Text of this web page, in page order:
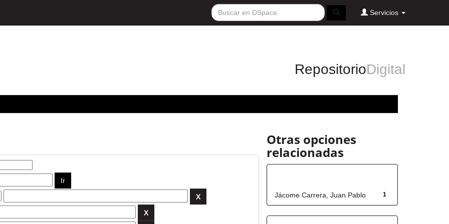
Servicios
RepositorioDigital
Otras opciones
relacionadas
1
Jácome Carrera, Juan Pablo